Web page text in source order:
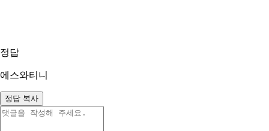
정답
에스와티니
정답 복사